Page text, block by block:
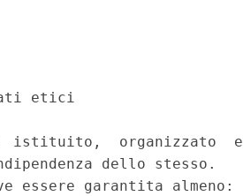
etici
istituito,  organizzato  e
dello stesso.
essere garantita almeno: